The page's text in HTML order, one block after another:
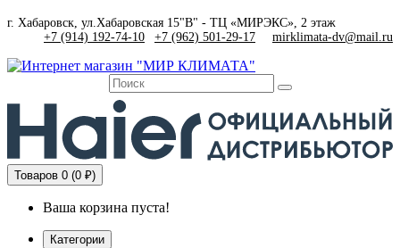
г. Хабаровск, ул.Хабаровская 15"В" - ТЦ «МИРЭКС», 2 этаж
+7 (914) 192-74-10
+7 (962) 501-29-17 mirklimata-dv@mail.ru
Товаров 0 (0 ₽)
Ваша корзина пуста!
Категории